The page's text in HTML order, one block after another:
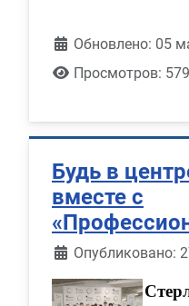
Обновлено: 05
Просмотров:
Будь в
вместе с
Информация о
Опубликовано: